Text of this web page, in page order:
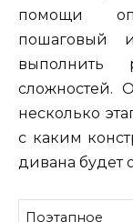
помощи
пошаговый
выполнить
сложностей.
несколько
с каким
дивана будет
Поэтапное